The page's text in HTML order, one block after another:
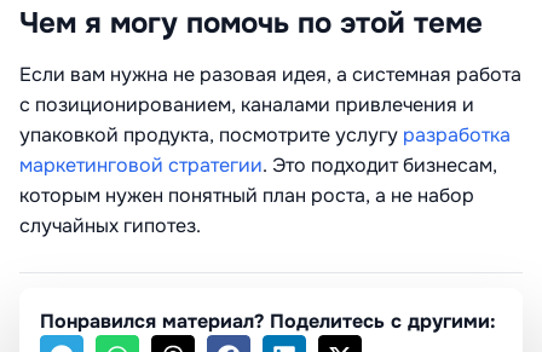
Чем я могу помочь по этой теме
Если вам нужна не разовая идея, а системная работа
с позиционированием, каналами привлечения и
упаковкой продукта, посмотрите услугу разработка
маркетинговой стратегии. Это подходит бизнесам,
которым нужен понятный план роста, а не набор
случайных гипотез.
Понравился материал? Поделитесь с другими: